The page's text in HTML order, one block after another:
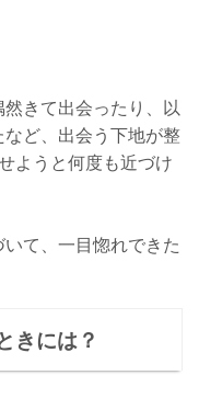
きて出会ったり、以
ど、出会う下地が整
ようと何度も近づけ
て、一目惚れできた
きには？